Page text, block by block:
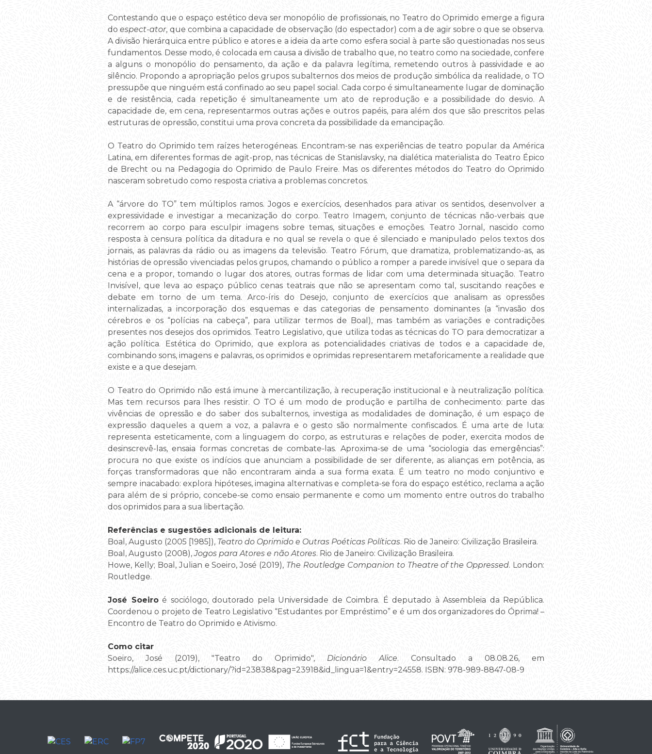
Contestando que o espaço estético deva ser monopólio de profissionais, no Teatro do Oprimido emerge a figura
doespect-ator, que combina a capacidade de observação (do espectador) com a de agir sobre o que se observa.
A divisão hierárquica entre público e atores e a ideia da arte como esfera social à parte são questionadas nos seus
fundamentos. Desse modo, é colocada em causa a divisão de trabalho que, no teatro como na sociedade, confere
a alguns o monopólio do pensamento, da ação e da palavra legítima, remetendo outros à passividade e ao
silêncio. Propondo a apropriação pelos grupos subalternos dos meios de produção simbólica da realidade, o TO
pressupõe que ninguém está confinado ao seu papel social. Cada corpo é simultaneamente lugar de dominação
e de resistência, cada repetição é simultaneamente um ato de reprodução e a possibilidade do desvio. A
capacidade de, em cena, representarmos outras ações e outros papéis, para além dos que são prescritos pelas
estruturas de opressão, constitui uma prova concreta da possibilidade da emancipação.
O Teatro do Oprimido tem raízes heterogéneas. Encontram-se nas experiências de teatro popular da América
Latina, em diferentes formas de agit-prop, nas técnicas de Stanislavsky, na dialética materialista do Teatro Épico
de Brecht ou na Pedagogia do Oprimido de Paulo Freire. Mas os diferentes métodos do Teatro do Oprimido
nasceram sobretudo como resposta criativa a problemas concretos.
A “árvore do TO” tem múltiplos ramos. Jogos e exercícios, desenhados para ativar os sentidos, desenvolver a
expressividade e investigar a mecanização do corpo. Teatro Imagem, conjunto de técnicas não-verbais que
recorrem ao corpo para esculpir imagens sobre temas, situações e emoções. Teatro Jornal, nascido como
resposta à censura política da ditadura e no qual se revela o que é silenciado e manipulado pelos textos dos
jornais, as palavras da rádio ou as imagens da televisão. Teatro Fórum, que dramatiza, problematizando-as, as
histórias de opressão vivenciadas pelos grupos, chamando o público a romper a parede invisível que o separa da
cena e a propor, tomando o lugar dos atores, outras formas de lidar com uma determinada situação. Teatro
Invisível, que leva ao espaço público cenas teatrais que não se apresentam como tal, suscitando reações e
debate em torno de um tema. Arco-íris do Desejo, conjunto de exercícios que analisam as opressões
internalizadas, a incorporação dos esquemas e das categorias de pensamento dominantes (a “invasão dos
cérebros e os “polícias na cabeça”, para utilizar termos de Boal), mas também as variações e contradições
presentes nos desejos dos oprimidos. Teatro Legislativo, que utiliza todas as técnicas do TO para democratizar a
ação política. Estética do Oprimido, que explora as potencialidades criativas de todos e a capacidade de,
combinando sons, imagens e palavras, os oprimidos e oprimidas representarem metaforicamente a realidade que
existe e a que desejam.
O Teatro do Oprimido não está imune à mercantilização, à recuperação institucional e à neutralização política.
Mas tem recursos para lhes resistir. O TO é um modo de produção e partilha de conhecimento: parte das
vivências de opressão e do saber dos subalternos, investiga as modalidades de dominação, é um espaço de
expressão daqueles a quem a voz, a palavra e o gesto são normalmente confiscados. É uma arte de luta:
representa esteticamente, com a linguagem do corpo, as estruturas e relações de poder, exercita modos de
desinscrevê-las, ensaia formas concretas de combate-las. Aproxima-se de uma “sociologia das emergências”:
procura no que existe os indícios que anunciam a possibilidade de ser diferente, as alianças em potência, as
forças transformadoras que não encontraram ainda a sua forma exata. É um teatro no modo conjuntivo e
sempre inacabado: explora hipóteses, imagina alternativas e completa-se fora do espaço estético, reclama a ação
para além de si próprio, concebe-se como ensaio permanente e como um momento entre outros do trabalho
dos oprimidos para a sua libertação.
Referências e sugestões adicionais de leitura:
Boal, Augusto (2005 [1985]), Teatro do Oprimido e Outras Poéticas Políticas. Rio de Janeiro: Civilização Brasileira.
Boal, Augusto (2008),Jogos para Atores e não Atores. Rio de Janeiro: Civilização Brasileira.
Howe, Kelly; Boal, Julian e Soeiro, José (2019), The Routledge Companion to Theatre of the Oppressed. London:
Routledge.
José Soeiroé sociólogo, doutorado pela Universidade de Coimbra. É deputado à Assembleia da República.
Coordenou o projeto de Teatro Legislativo “Estudantes por Empréstimo” e é um dos organizadores do Óprima! –
Encontro de Teatro do Oprimido e Ativismo.
Como citar
Soeiro, José (2019), "Teatro do Oprimido", Dicionário Alice. Consultado a 08.08.26, em
https://alice.ces.uc.pt/dictionary/?id=23838&pag=23918&id_lingua=1&entry=24558. ISBN: 978-989-8847-08-9